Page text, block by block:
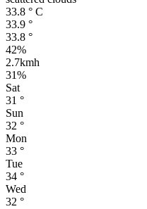
33.8 ° C
33.9 °
33.8 °
42%
2.7kmh
31%
Sat
31 °
Sun
32 °
Mon
33 °
Tue
34 °
Wed
32 °